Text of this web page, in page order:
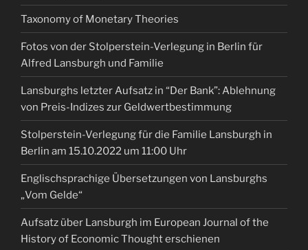
Taxonomy of Monetary Theories
Fotos von der Stolperstein-Verlegung in Berlin für
Alfred Lansburgh und Familie
Lansburghs letzter Aufsatz in “Der Bank”: Ablehnung
von Preis-Indizes zur Geldwertbestimmung
Stolperstein-Verlegung für die Familie Lansburgh in
Berlin am 15.10.2022 um 11:00 Uhr
Englischsprachige Übersetzungen von Lansburghs
„Vom Gelde“
Aufsatz über Lansburgh im European Journal of the
History of Economic Thought erschienen